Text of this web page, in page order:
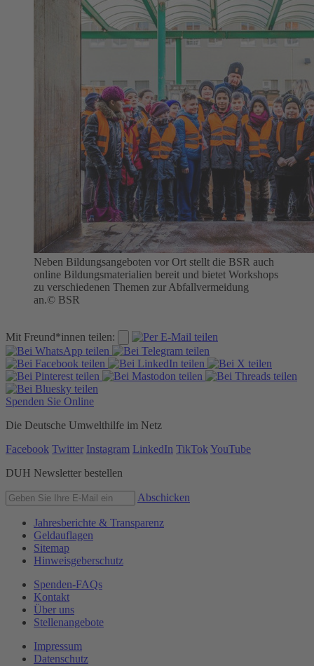
Neben Bildungsangeboten vor Ort stellt die BSR auch
online Bildungsmaterialien bereit und bietet Workshops
zu verschiedenen Themen zur Abfallvermeidung
an.© BSR
Mit Freund*innen teilen:
Spenden Sie Online
Die Deutsche Umwelthilfe im Netz
Facebook Twitter Instagram LinkedIn TikTok YouTube
DUH Newsletter bestellen
Abschicken
Jahresberichte & Transparenz
Geldauflagen
Sitemap
Hinweisgeberschutz
Spenden-FAQs
Kontakt
Über uns
Stellenangebote
Impressum
Datenschutz